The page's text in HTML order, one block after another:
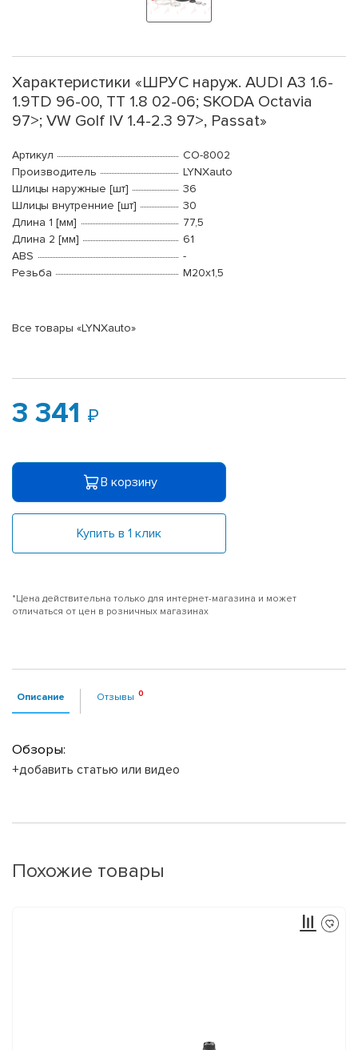
Характеристики «ШРУС наруж. AUDI A3 1.6-
1.9TD 96-00, TT 1.8 02-06; SKODA Octavia
97>; VW Golf IV 1.4-2.3 97>, Passat»
Артикул
CO-8002
Производитель
LYNXauto
Шлицы наружные [шт]
36
Шлицы внутренние [шт]
30
Длина 1 [мм]
77,5
Длина 2 [мм]
61
ABS
-
Резьба
М20x1,5
Все товары «LYNXauto»
3 341
В корзину
Купить в 1 клик
*Цена действительна только для интернет-магазина и может
отличаться от цен в розничных магазинах
Описание Отзывы
Обзоры:
+добавить статью или видео
Похожие товары